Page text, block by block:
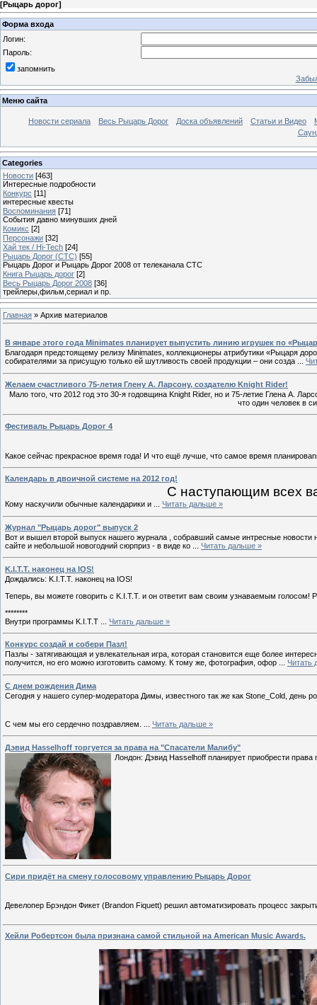
[Рыцарь дорог]
Форма входа
Логин:
Пароль:
запомнить
Меню сайта
Новости сериала Весь Рыцарь Дорог Доска объявлений Статьи и Видео
Categories
Новости [463]
Интересные подробности
Конкурс [11]
интересные квесты
Воспоминания [71]
События давно минувших дней
Комикс [2]
Персонажи [32]
Хай тек / Hi-Tech [24]
Рыцарь Дорог (СТС) [55]
Рыцарь Дорог и Рыцарь Дорог 2008 от телеканала СТС
Книга Рыцарь дорог [2]
Весь Рыцарь Дорог 2008 [36]
трейлеры,фильм,сериал и пр.
Главная » Архив материалов
В январе этого года Minimates планирует выпустить линию игрушек по
Благодаря предстоящему релизу Minimates, коллекционеры атрибутики «Рыцаря
собирателями за присущую только ей шутливость своей продукции – они созда
Желаем счастливого 75-летия Глену А. Ларсону, создателю Knight Rider!
Мало того, что 2012 год это 30-я годовщина Knight Rider, но и 75-летие Глена А.
что один человек в
Фестиваль Рыцарь Дорог 4
Какое сейчас прекрасное время года! И что ещё лучше, что самое время
Календарь в двоичной системе на 2012 год!
С наступающим всех
Кому наскучили обычные календарики и ... Читать дальше »
Журнал "Рыцарь дорог" выпуск 2
Вот и вышел второй выпуск нашего журнала , собравший самые интресные новости
сайте и небольшой новогодний сюрприз - в виде ко
Читать дальше »
K.I.T.T. наконец на IOS!
Дождались: K.I.T.T. наконец на IOS!
Теперь, вы можете говорить с K.I.T.T. и он ответит вам своим узнаваемым голосом!
********
Внутри программы K.I.T.T
Читать дальше »
Конкурс создай и собери Пазл!
Пазлы - затягивающая и увлекательная игра, которая становится еще более
получится, но его можно изготовить самому. К тому же, фотография, офор
Читать
С днем рождения Дима
Сегодня у нашего супер-модератора Димы, известного так же как Stone_Cold, день
С чем мы его сердечно поздравляем. Читать дальше »
Дэвид Hasselhoff торгуется за права на "Спасатели Малибу"
Лондон: Дэвид Hasselhoff планирует приобрести
Cири придёт на смену голосовому управлению Рыцарь Дорог
Девелопер Брэндон Фикет (Brandon Fiquett) решил автоматизировать процесс
Хейли Робертсон была признана самой стильной на American Music Awards.